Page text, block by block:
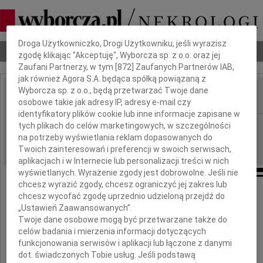
Nekrologi Odeszli Poradnik pogrzebowy
IMIĘ I NAZWISKO:
REGION: Poznań
DATA EMISJI: 05.05.2012
Hani Klawińskiej
i Najbliższym
wyrazy głębokiego współczucia po śmierci
Dbamy o Twoją prywatność
Droga Użytkowniczko, Drogi Użytkowniku, jeśli wyrazisz
zgodę klikając "Akceptuję", Wyborcza sp. z o.o. oraz jej
Zaufani Partnerzy, w tym [872 ] Zaufanych Partnerów IAB,
jak również Agora S.A. będąca spółką powiązaną z
Wyborcza sp. z o.o., będą przetwarzać Twoje dane
osobowe takie jak adresy IP, adresy e-mail czy
identyfikatory plików cookie lub inne informacje zapisane w
tych plikach do celów marketingowych, w szczególności
na potrzeby wyświetlania reklam dopasowanych do
Twoich zainteresowań i preferencji w swoich serwisach,
aplikacjach i w Internecie lub personalizacji treści w nich
wyświetlanych. Wyrażenie zgody jest dobrowolne. Jeśli nie
chcesz wyrazić zgody, chcesz ograniczyć jej zakres lub
chcesz wycofać zgodę uprzednio udzieloną przejdź do
„Ustawień Zaawansowanych”.
Twoje dane osobowe mogą być przetwarzane także do
celów badania i mierzenia informacji dotyczących
funkcjonowania serwisów i aplikacji lub łączone z danymi
dot. świadczonych Tobie usług. Jeśli podstawą